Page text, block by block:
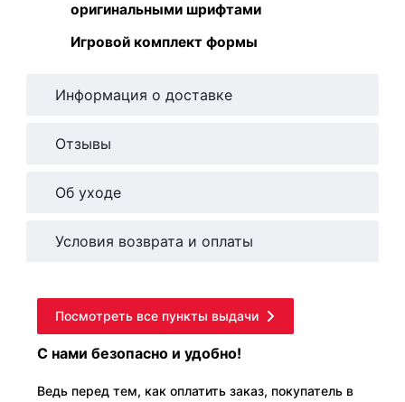
оригинальными шрифтами
Игровой комплект формы
Информация о доставке
Отзывы
Об уходе
Условия возврата и оплаты
Посмотреть все пункты выдачи
С нами безопасно и удобно!
Ведь перед тем, как оплатить заказ, покупатель в